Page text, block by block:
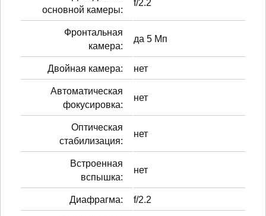
основной камеры:
f/2.2
Фронтальная
камера:
да 5 Мп
Двойная камера: нет
Автоматическая
фокусировка:
нет
Оптическая
стабилизация:
нет
Встроенная
вспышка:
нет
Диафрагма: f/2.2